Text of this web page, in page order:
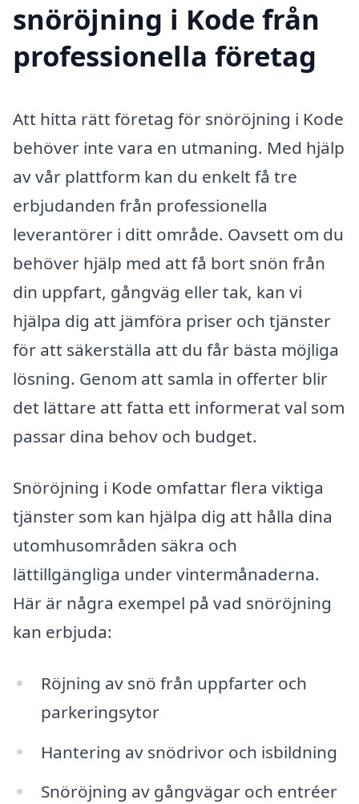
snöröjning i Kode från
professionella företag
Att hitta rätt företag för snöröjning i Kode
behöver inte vara en utmaning. Med hjälp
av vår plattform kan du enkelt få tre
erbjudanden från professionella
leverantörer i ditt område. Oavsett om du
behöver hjälp med att få bort snön från
din uppfart, gångväg eller tak, kan vi
hjälpa dig att jämföra priser och tjänster
för att säkerställa att du får bästa möjliga
lösning. Genom att samla in offerter blir
det lättare att fatta ett informerat val som
passar dina behov och budget.
Snöröjning i Kode omfattar flera viktiga
tjänster som kan hjälpa dig att hålla dina
utomhusområden säkra och
lättillgängliga under vintermånaderna.
Här är några exempel på vad snöröjning
kan erbjuda:
Röjning av snö från uppfarter och
parkeringsytor
Hantering av snödrivor och isbildning
Snöröjning av gångvägar och entréer